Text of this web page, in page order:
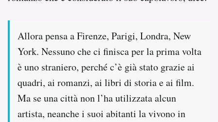
Allora pensa a Firenze, Parigi, Londra, New
York. Nessuno che ci finisca per la prima volta
è uno straniero, perché c’è già stato grazie ai
quadri, ai romanzi, ai libri di storia e ai film.
Ma se una città non l’ha utilizzata alcun
artista, neanche i suoi abitanti la vivono in